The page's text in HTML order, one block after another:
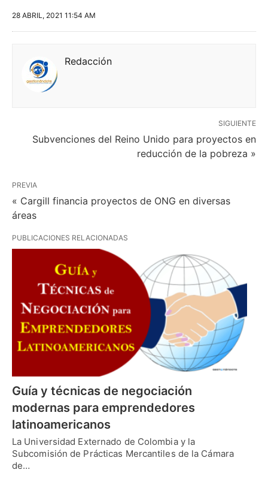
28 ABRIL, 2021 11:54 AM
Redacción
SIGUIENTE
Subvenciones del Reino Unido para proyectos en
reducción de la pobreza »
PREVIA
« Cargill financia proyectos de ONG en diversas
áreas
PUBLICACIONES RELACIONADAS
Guía y técnicas de negociación
modernas para emprendedores
latinoamericanos
La Universidad Externado de Colombia y la
Subcomisión de Prácticas Mercantiles de la Cámara
de…